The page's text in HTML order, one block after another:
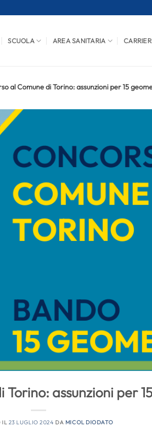
SCUOLA AREA SANITARIA
al Comune di Torino: assunzioni per 15
Torino: assunzioni per
IL 23 LUGLIO 2024 DA MICOL DIODATO